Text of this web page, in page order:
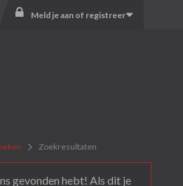
Meld je aan of registreer
Zoekresultaten
gevonden hebt! Als dit je